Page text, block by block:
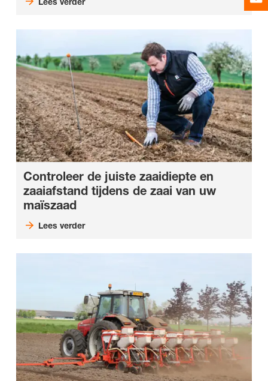
Controleer de juiste zaaidiepte en
zaaiafstand tijdens de zaai van uw
maïszaad
Lees verder